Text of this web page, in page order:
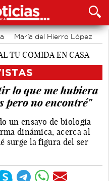
María del Hierro López
Gomes
lo que me hubiera
pero no encontré"
un ensayo de biología
dinámica, acerca al
surge la figura del ser